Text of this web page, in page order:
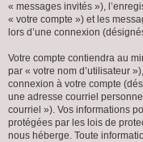
« messages invités »),
« votre compte ») et les
lors d’une connexion
Votre compte contiendra au
par « votre nom d’utilisateur
connexion à votre compte
une adresse courriel
courriel »). Vos informations
protégées par les lois de
nous héberge. Toute